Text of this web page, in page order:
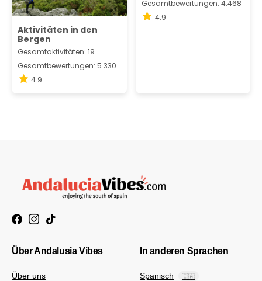
Aktivitäten in den
Bergen
Gesamtaktivitäten: 19
Gesamtbewertungen: 5.330
4.9
Gesamtbewertungen: 4.468
4.9
Über Andalusia Vibes
Über uns
In anderen Sprachen
Spanisch 🇪🇦